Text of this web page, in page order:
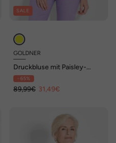
SALE
GOLDNER
Druckbluse mit Paisley-
Muster
- 65%
89,99€ 31,49€